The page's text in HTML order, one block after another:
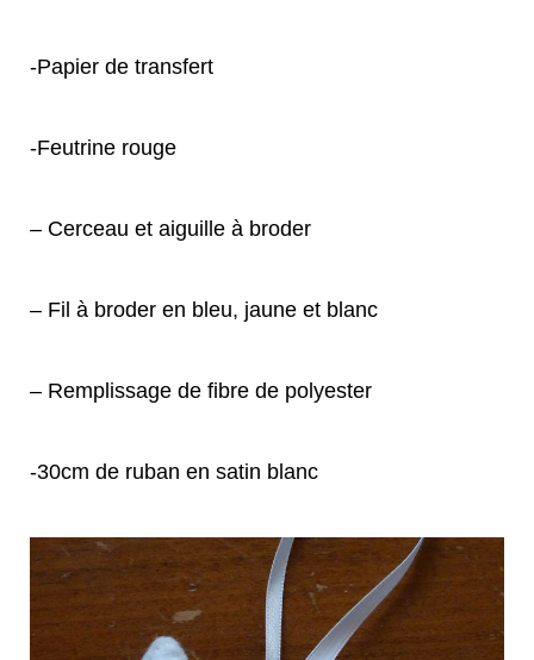
-Papier de transfert
-Feutrine rouge
– Cerceau et aiguille à broder
– Fil à broder en bleu, jaune et blanc
– Remplissage de fibre de polyester
-30cm de ruban en satin blanc